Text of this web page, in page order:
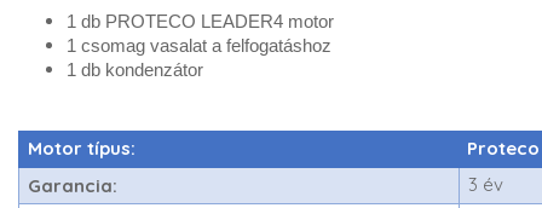
1 db PROTECO LEADER4 motor
1 csomag vasalat a felfogatáshoz
1 db kondenzátor
Motor típus:
Garancia:
3 év